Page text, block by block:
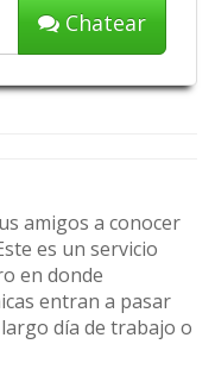
Chatear
amigos a conocer
es un servicio
en donde
entran a pasar
día de trabajo o